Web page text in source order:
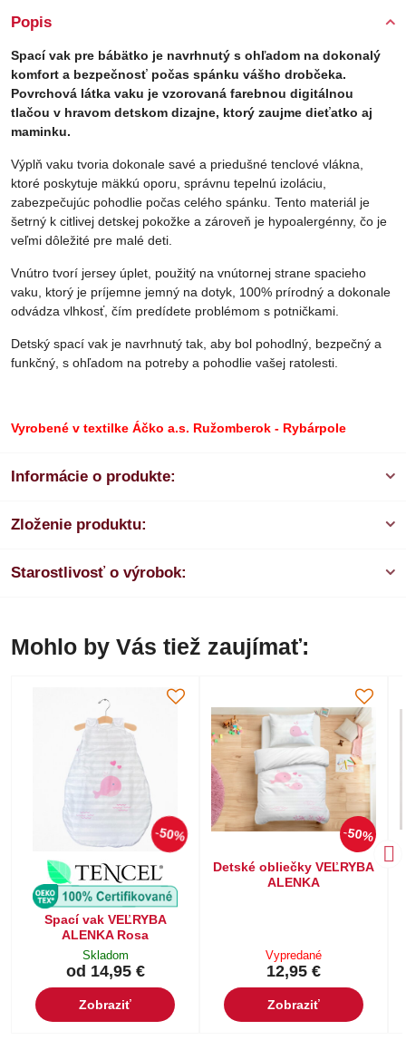
Popis
Spací vak pre bábätko je navrhnutý s ohľadom na dokonalý
komfort a bezpečnosť počas spánku vášho drobčeka.
Povrchová látka vaku je vzorovaná farebnou digitálnou
tlačou v hravom detskom dizajne, ktorý zaujme dieťatko aj
maminku.
Výplň vaku tvoria dokonale savé a priedušné tenclové vlákna,
ktoré poskytuje mäkkú oporu, správnu tepelnú izoláciu,
zabezpečujúc pohodlie počas celého spánku. Tento materiál je
šetrný k citlivej detskej pokožke a zároveň je hypoalergénny, čo je
veľmi dôležité pre malé deti.
Vnútro tvorí jersey úplet, použitý na vnútornej strane spacieho
vaku, ktorý je príjemne jemný na dotyk, 100% prírodný a dokonale
odvádza vlhkosť, čím predídete problémom s potničkami.
Detský spací vak je navrhnutý tak, aby bol pohodlný, bezpečný a
funkčný, s ohľadom na potreby a pohodlie vašej ratolesti.
Vyrobené v textilke Áčko a.s. Ružomberok - Rybárpole
Informácie o produkte:
Zloženie produktu:
Starostlivosť o výrobok:
Mohlo by Vás tiež zaujímať:
50%
Spací vak VEĽRYBA
ALENKA Rosa
Skladom
od 14,95 €
Zobraziť
50%
Detské obliečky VEĽRYBA
ALENKA
Vypredané
12,95 €
Zobraziť